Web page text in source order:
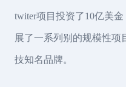
twiter项目投资了10亿美
展了一系列别的规模性项
技知名品牌。